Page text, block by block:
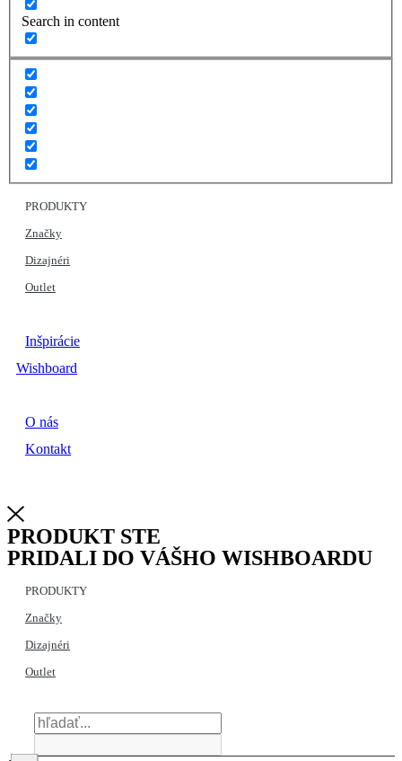
Search in content
PRODUKTY
Značky
Dizajnéri
Outlet
Inšpirácie
Wishboard
O nás
Kontakt
PRODUKT STE
PRIDALI DO VÁŠHO WISHBOARDU
PRODUKTY
Značky
Dizajnéri
Outlet